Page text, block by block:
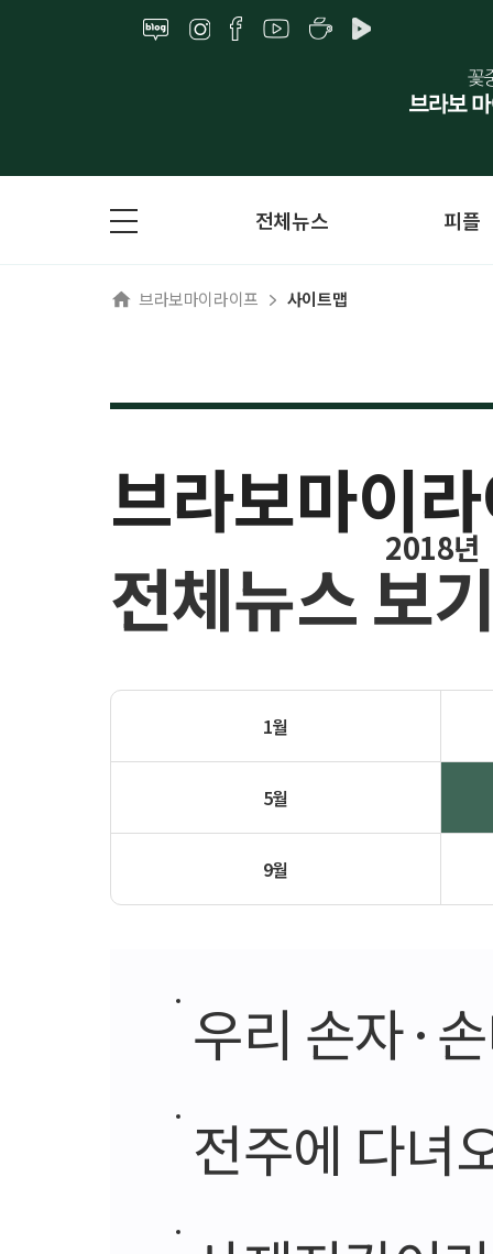
전체뉴스 피플
브라보마이라이프 사이트맵
브라보마이
전체뉴스 보
2018년
1월
5월
9월
우리 손자·
전주에 다녀